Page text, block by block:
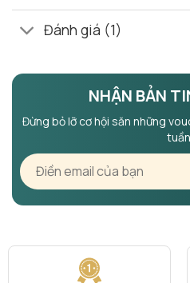
Đánh giá (1)
NHẬN BẢN
Đừng bỏ lỡ cơ hội săn những
tuần